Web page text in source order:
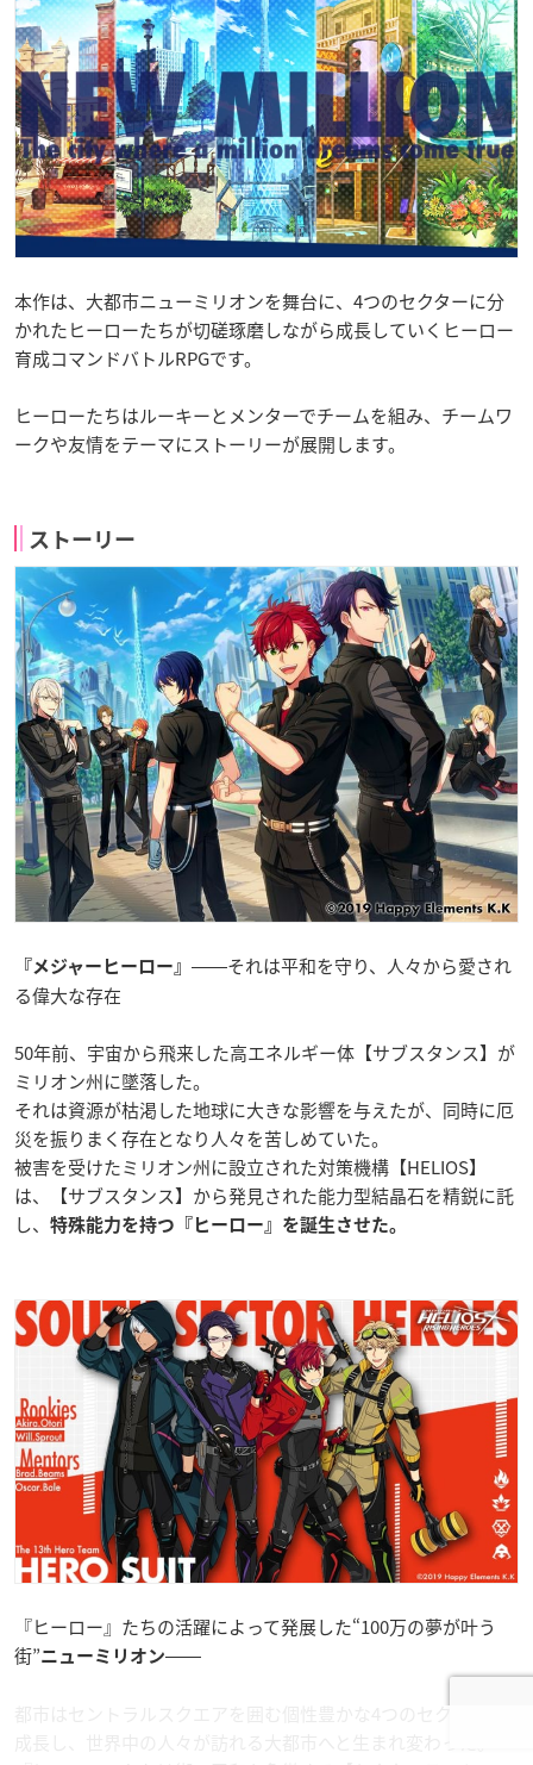
本作は、大都市ニューミリオンを舞台に、4つのセクターに分
かれたヒーローたちが切磋琢磨しながら成長していくヒーロー
育成コマンドバトルRPGです。
ヒーローたちはルーキーとメンターでチームを組み、チームワ
ークや友情をテーマにストーリーが展開します。
ストーリー
『メジャーヒーロー』 ――それは平和を守り、人々から愛され
る偉大な存在
50年前、宇宙から飛来した高エネルギー体【サブスタンス】が
ミリオン州に墜落した。
それは資源が枯渇した地球に大きな影響を与えたが、同時に厄
災を振りまく存在となり人々を苦しめていた。
被害を受けたミリオン州に設立された対策機構【HELIOS】
は、【サブスタンス】から発見された能力型結晶石を精鋭に託
し、
特殊能力を持つ『ヒーロー』を誕生させた。
『ヒーロー』たちの活躍によって発展した“100万の夢が叶う
街”ニューミリオン――
都市はセントラルスクエアを囲む個性豊かな4つのセクターに